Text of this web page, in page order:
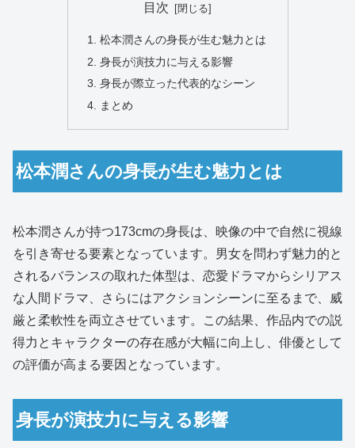
目次
松本潤さんの身長が生む魅力とは
身長が演技力に与える影響
身長が際立った代表的なシーン
まとめ
松本潤さんの身長が生む魅力とは
松本潤さんが持つ173cmの身長は、映像の中で自然に視線
を引き寄せる要素となっています。男女を問わず魅力的と
されるバランスの取れた体型は、恋愛ドラマからシリアス
な人間ドラマ、さらにはアクションシーンに至るまで、威
厳と柔軟性を両立させています。この結果、作品内での説
得力とキャラクターの存在感が大幅に向上し、俳優として
の評価が高まる要因となっています。
身長が演技力に与える影響